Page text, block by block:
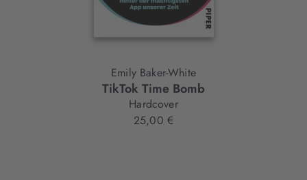
Emily Baker-White
TikTok Time Bomb
Hardcover
25,00 €